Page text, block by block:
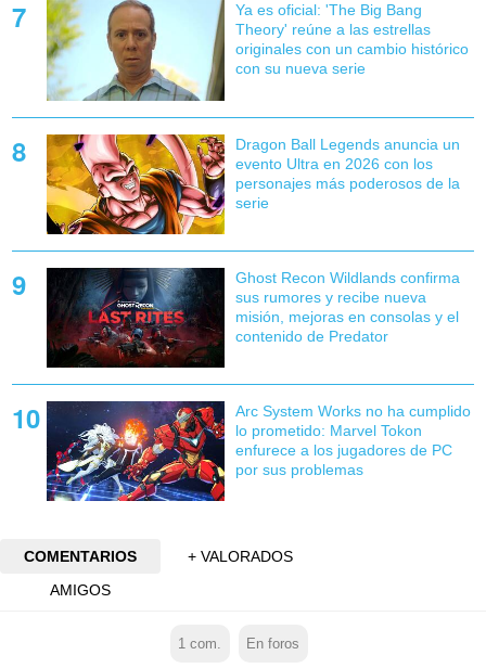
Ya es oficial: 'The Big Bang
Theory' reúne a las estrellas
originales con un cambio histórico
con su nueva serie
Dragon Ball Legends anuncia un
evento Ultra en 2026 con los
personajes más poderosos de la
serie
Ghost Recon Wildlands confirma
sus rumores y recibe nueva
misión, mejoras en consolas y el
contenido de Predator
Arc System Works no ha cumplido
lo prometido: Marvel Tokon
enfurece a los jugadores de PC
por sus problemas
COMENTARIOS
+ VALORADOS
AMIGOS
1 com. En foros